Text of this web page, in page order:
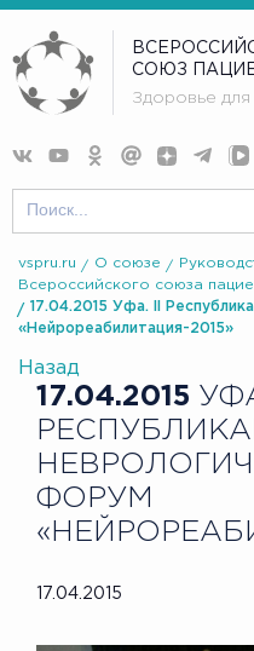
СОЮЗ
Здоровье для
vspru.ru О союзе
Всероссийского союза
17.04.2015 Уфа. II
«Нейрореабилитация-2015»
Назад
17.04.2015
ФОРУМ
17.04.2015